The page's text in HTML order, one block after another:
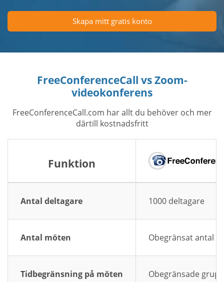
Skapa mitt gratis konto
FreeConferenceCall vs Zoom-
videokonferens
FreeConferenceCall.com har allt du behöver och mer
därtill kostnadsfritt
Funktion
Antal deltagare 1000 deltagare
Antal möten Obegränsat antal
Tidbegränsning på möten Obegränsade